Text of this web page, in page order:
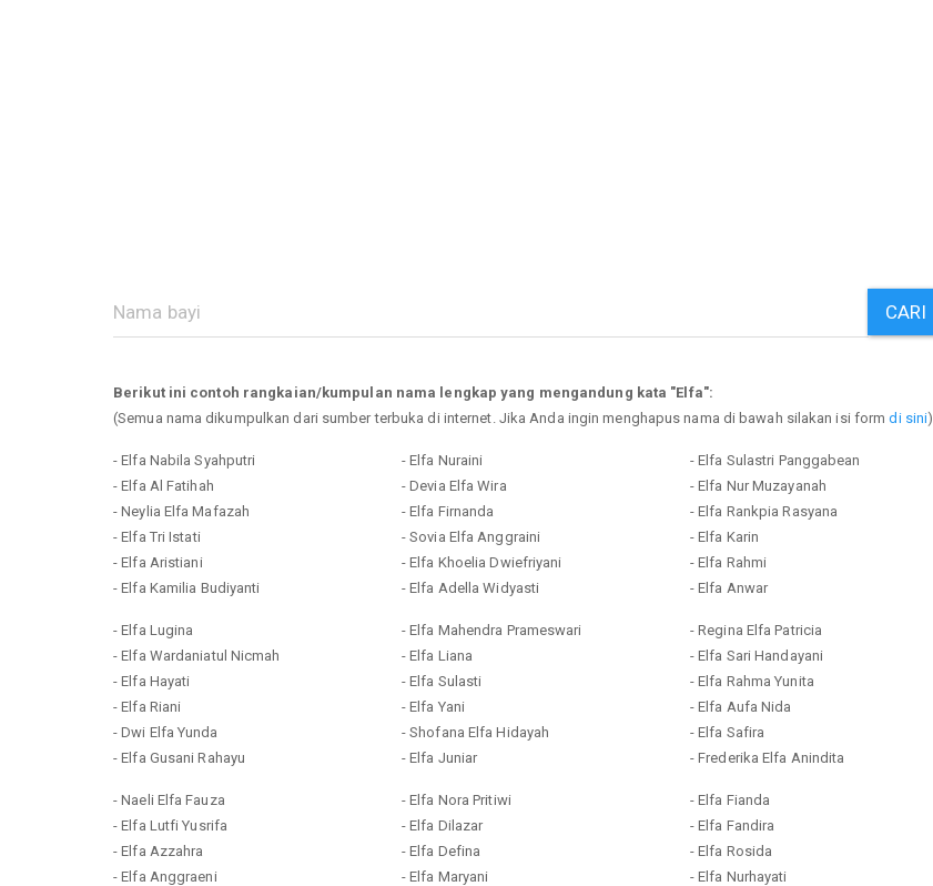
CARI
Berikut ini contoh rangkaian/kumpulan nama lengkap yang mengandung kata "Elfa":
(Semua nama dikumpulkan dari sumber terbuka di internet. Jika Anda ingin menghapus nama di bawah silakan isi formdi sini)
- Elfa Nabila Syahputri
- Elfa Al Fatihah
- Neylia Elfa Mafazah
- Elfa Tri Istati
- Elfa Aristiani
- Elfa Kamilia Budiyanti
- Elfa Nuraini
- Devia Elfa Wira
- Elfa Firnanda
- Sovia Elfa Anggraini
- Elfa Khoelia Dwiefriyani
- Elfa Adella Widyasti
- Elfa Sulastri Panggabean
- Elfa Nur Muzayanah
- Elfa Rankpia Rasyana
- Elfa Karin
- Elfa Rahmi
- Elfa Anwar
- Elfa Lugina
- Elfa Wardaniatul Nicmah
- Elfa Hayati
- Elfa Riani
- Dwi Elfa Yunda
- Elfa Gusani Rahayu
- Elfa Mahendra Prameswari
- Elfa Liana
- Elfa Sulasti
- Elfa Yani
- Shofana Elfa Hidayah
- Elfa Juniar
- Regina Elfa Patricia
- Elfa Sari Handayani
- Elfa Rahma Yunita
- Elfa Aufa Nida
- Elfa Safira
- Frederika Elfa Anindita
- Naeli Elfa Fauza
- Elfa Lutfi Yusrifa
- Elfa Azzahra
- Elfa Anggraeni
- Elfa Nora Pritiwi
- Elfa Dilazar
- Elfa Defina
- Elfa Maryani
- Elfa Fianda
- Elfa Fandira
- Elfa Rosida
- Elfa Nurhayati